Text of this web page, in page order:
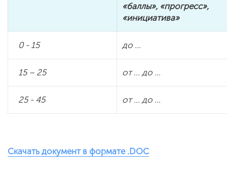
«баллы», «прогресс»,
«инициатива»
0 - 15 до …
15 – 25 от … до …
25 - 45 от … до …
Скачать документ в формате .DOC